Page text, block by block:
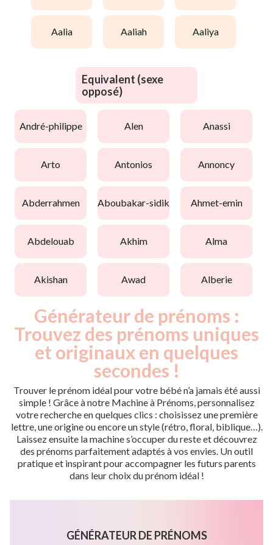
aalia aaliah aaliya
Equivalent (sexe
opposé)
andré-philippe alen anassi
arto antonios annoncy
abderrahmen aboubakar-sidik ahmet-emin
abdelouab akhim alma
akishan awad alberie
Générateur de prénoms :
Trouvez des prénoms uniques
et originaux en quelques
secondes !
Trouver le prénom idéal pour votre bébé n’a jamais été aussi
simple ! Grâce à notre Machine à Prénoms, personnalisez
votre recherche en quelques clics : choisissez une première
lettre, une origine ou encore un style (rétro, floral, biblique…).
Laissez ensuite la machine s’occuper du reste et découvrez
des prénoms parfaitement adaptés à vos envies. Un outil
pratique et inspirant pour accompagner les futurs parents
dans leur choix du prénom idéal !
GÉNÉRATEUR DE PRÉNOMS